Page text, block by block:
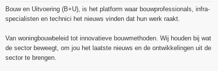
Bouw en Uitvoering (B+U), is het platform waar bouwprofessionals, infra-
specialisten en technici het nieuws vinden dat hun werk raakt.
Van woningbouwbeleid tot innovatieve bouwmethoden. Wij houden bij wat
de sector beweegt, om jou het laatste nieuws en de ontwikkelingen uit de
sector te brengen.